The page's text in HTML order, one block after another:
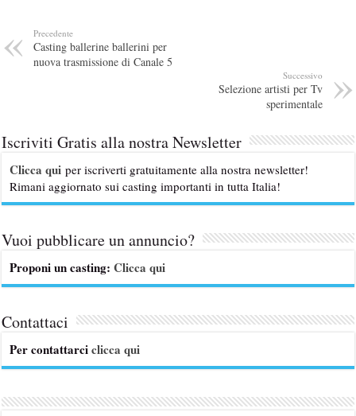
Precedente
Casting ballerine ballerini per
nuova trasmissione di Canale 5
Successivo
Selezione artisti per Tv
sperimentale
Iscriviti Gratis alla nostra Newsletter
Clicca qui per iscriverti gratuitamente alla nostra newsletter!
Rimani aggiornato sui casting importanti in tutta Italia!
Vuoi pubblicare un annuncio?
Proponi un casting:Clicca qui
Contattaci
Per contattarciclicca qui